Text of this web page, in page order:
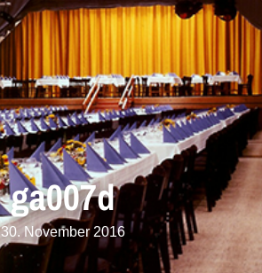
ga007d
30. November 2016